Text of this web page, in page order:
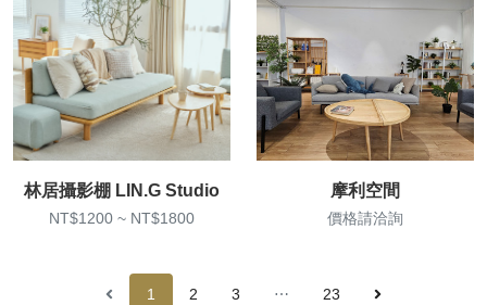
林居攝影棚 LIN.G Studio
NT$1200 ~ NT$1800
摩利空間
價格請洽詢
1 2 3 ⋯ 23